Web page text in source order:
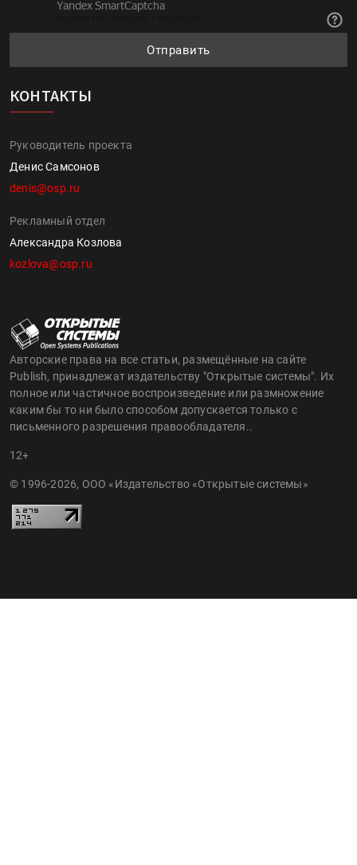
Отправить
КОНТАКТЫ
Руководитель проекта
Денис Самсонов
denis@osp.ru
Рекламный отдел
Александра Козлова
kozlova@osp.ru
Авторские права на все статьи, размещённые на сайте
Publish, принадлежат издательству "Открытые системы". Их
полное или частичное воспроизведение или размножение
каким бы то ни было способом допускается только с
письменного разрешения правообладателя..
12+
© 1996-2026, ООО «Издательство «Открытые системы»